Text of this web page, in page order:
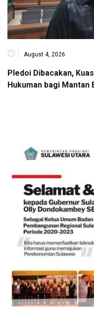
August 4, 2026
Pledoi Dibacakan,
Hukuman bagi Mantan